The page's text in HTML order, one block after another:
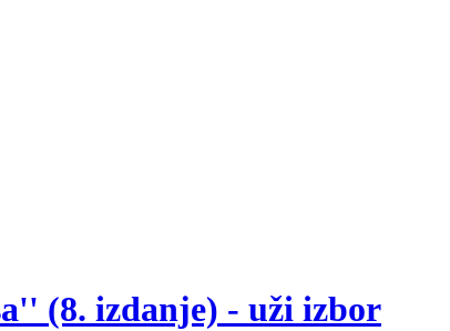
(8. izdanje) - uži izbor